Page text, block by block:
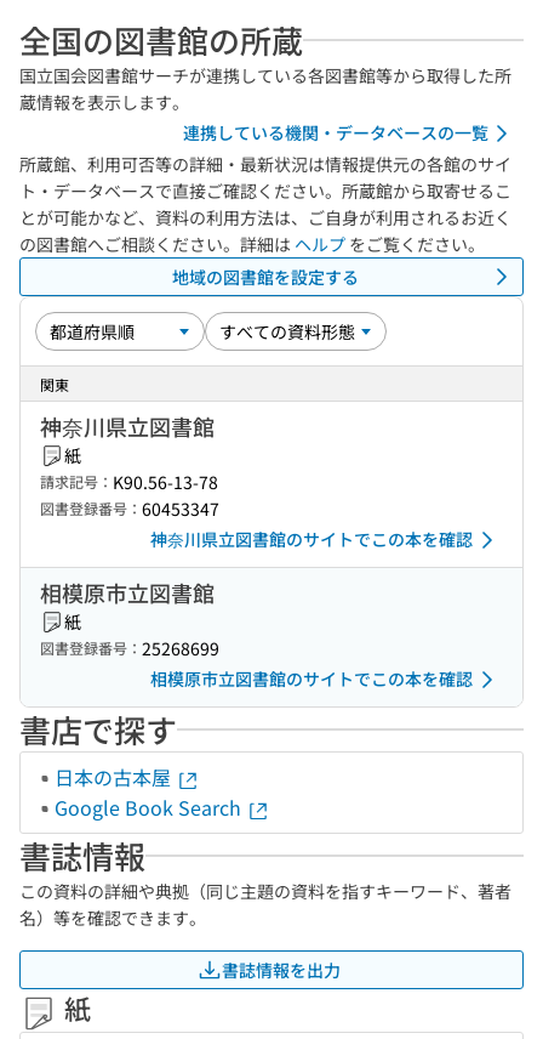
全国の図書館の所蔵
国立国会図書館サーチが連携している各図書館等から取得した所
蔵情報を表示します。
連携している機関・データベースの一覧
所蔵館、利用可否等の詳細・最新状況は情報提供元の各館のサイ
ト・データベースで直接ご確認ください。所蔵館から取寄せるこ
とが可能かなど、資料の利用方法は、ご自身が利用されるお近く
の図書館へご相談ください。詳細は ヘルプ をご覧ください。
地域の図書館を設定する
関東
神奈川県立図書館
紙
請求記号： K90.56-13-78
図書登録番号： 60453347
神奈川県立図書館のサイトでこの本を確認
相模原市立図書館
紙
図書登録番号： 25268699
相模原市立図書館のサイトでこの本を確認
書店で探す
日本の古本屋
Google Book Search
書誌情報
この資料の詳細や典拠（同じ主題の資料を指すキーワード、著者
名）等を確認できます。
書誌情報を出力
紙